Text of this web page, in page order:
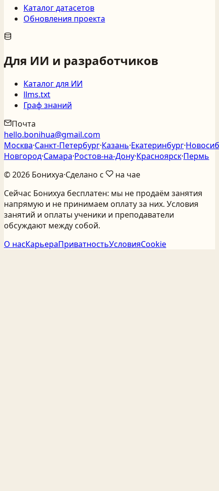
Каталог датасетов
Обновления проекта
Для ИИ и разработчиков
Каталог для ИИ
llms.txt
Граф знаний
Почта
hello.bonihua@gmail.com
Москва·Санкт‑Петербург·Казань·Екатеринбург·
Новгород·Самара·Ростов‑на‑Дону·Красноярск·Пермь
©2026 Бонихуа·Сделано с
на чае
Сейчас Бонихуа бесплатен: мы не продаём занятия
напрямую и не принимаем оплату за них. Условия
занятий и оплаты ученики и преподаватели
обсуждают между собой.
О насКарьераПриватностьУсловияCookie